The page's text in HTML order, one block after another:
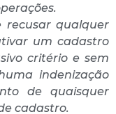
recusar qualquer
um cadastro
critério e sem
indenização
de quaisquer
cadastro.